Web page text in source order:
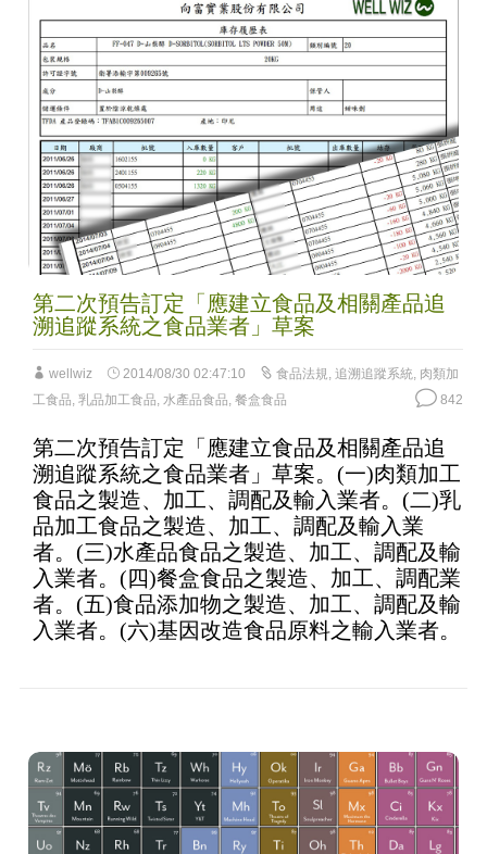
第二次預告訂定「應建立食品及相關產品追
溯追蹤系統之食品業者」草案
wellwiz 2014/08/30 02:47:10 食品法規, 追溯追蹤系統, 肉類加
工食品, 乳品加工食品, 水產品食品, 餐盒食品 842
第二次預告訂定「應建立食品及相關產品追
溯追蹤系統之食品業者」草案。(一)肉類加工
食品之製造、加工、調配及輸入業者。(二)乳
品加工食品之製造、加工、調配及輸入業
者。(三)水產品食品之製造、加工、調配及輸
入業者。(四)餐盒食品之製造、加工、調配業
者。(五)食品添加物之製造、加工、調配及輸
入業者。(六)基因改造食品原料之輸入業者。